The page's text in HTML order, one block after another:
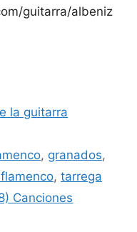
guitarra/albeniz
la guitarra
, granados,
, tarrega
Canciones